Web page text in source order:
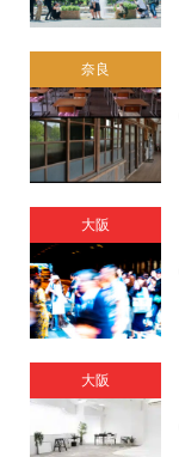
奈良
大阪
大阪